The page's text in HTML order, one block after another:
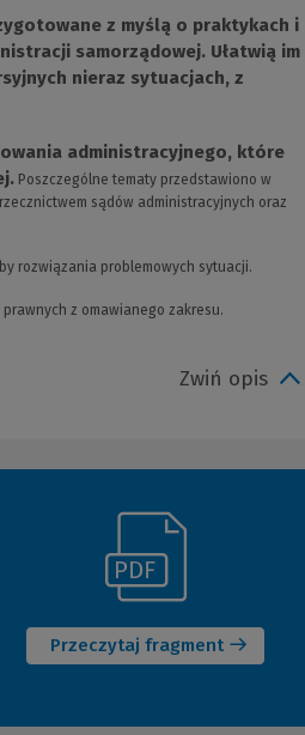
z myślą o praktykach i
samorządowej. Ułatwią im
nieraz sytuacjach, z
administracyjnego, które
Poszczególne tematy przedstawiono w
sądów administracyjnych oraz
rozwiązania problemowych sytuacji.
z omawianego zakresu.
Zwiń opis
Przeczytaj fragment
(Nowe
okno)
(Link
do
innej
strony)